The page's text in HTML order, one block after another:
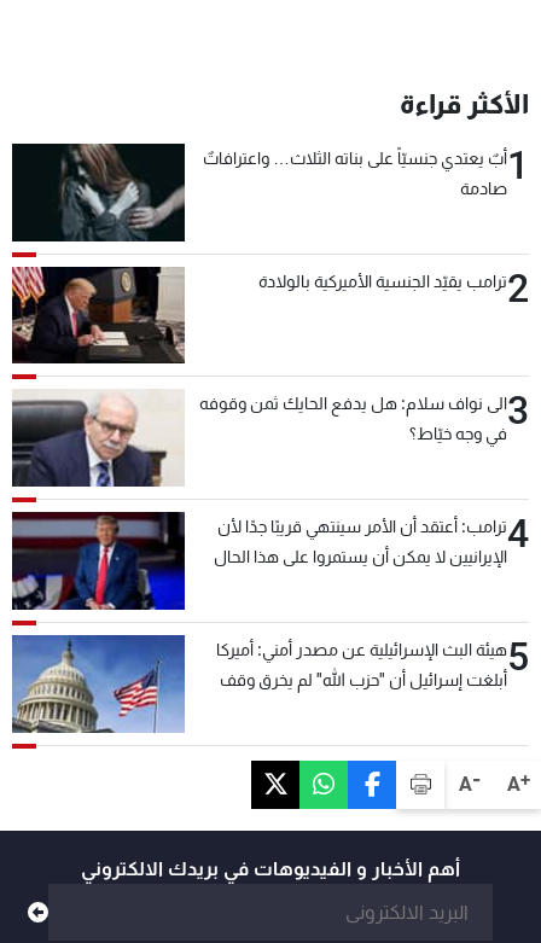
A+
A-
الأكثر قراءة
1أبٌ يعتدي جنسيّاً على بناته الثلاث… واعترافاتٌ
صادمة
2ترامب يقيّد الجنسية الأميركية بالولادة
3الى نواف سلام: هل يدفع الحايك ثمن وقوفه
في وجه خيّاط؟
4ترامب: أعتقد أن الأمر سينتهي قريبًا جدًا لأن
الإيرانيين لا يمكن أن يستمروا على هذا الحال
5هيئة البث الإسرائيلية عن مصدر أمني: أميركا
أبلغت إسرائيل أن "حزب الله" لم يخرق وقف
أهم الأخبار و الفيديوهات في بريدك الالكتروني